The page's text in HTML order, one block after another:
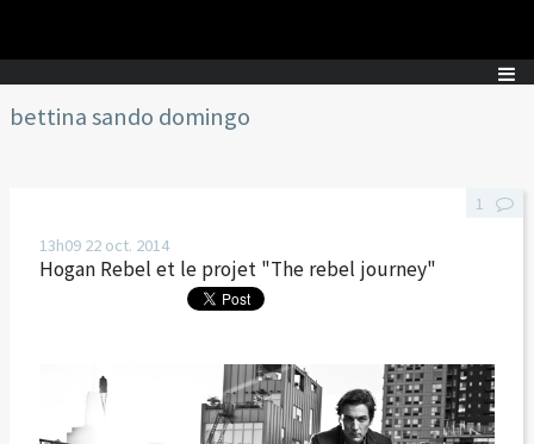
bettina sando domingo
13h09 22 oct. 2014
Hogan Rebel et le projet "The rebel journey"
1